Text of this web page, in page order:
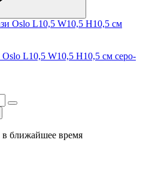
L10,5 W10,5 H10,5 см серо-
в ближайшее время